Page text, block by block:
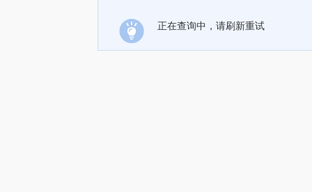
正在查询中，请刷新重试